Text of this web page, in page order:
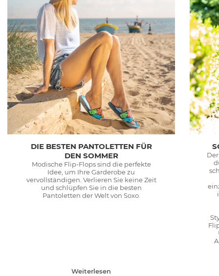
DIE BESTEN PANTOLETTEN FÜR
DEN SOMMER
Modische Flip-Flops sind die perfekte
Idee, um Ihre Garderobe zu
vervollständigen. Verlieren Sie keine Zeit
und schlüpfen Sie in die besten
Pantoletten der Welt von Soxo.
Weiterlesen